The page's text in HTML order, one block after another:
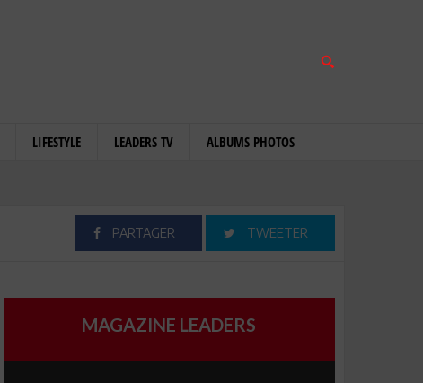
LIFESTYLE LEADERS TV ALBUMS PHOTOS
PARTAGER TWEETER
MAGAZINE LEADERS